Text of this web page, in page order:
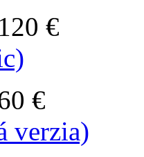
120 €
€
verzia)